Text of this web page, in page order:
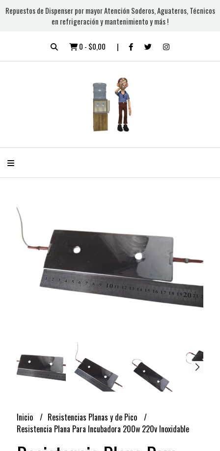
Repuestos de Dispenser por mayor Atención Soderos, Aguateros, Técnicos
en refrigeración y mantenimiento y más !
0 - $0,00
Inicio
Resistencias Planas y de Pico
Resistencia Plana Para Incubadora 200w 220v Inoxidable